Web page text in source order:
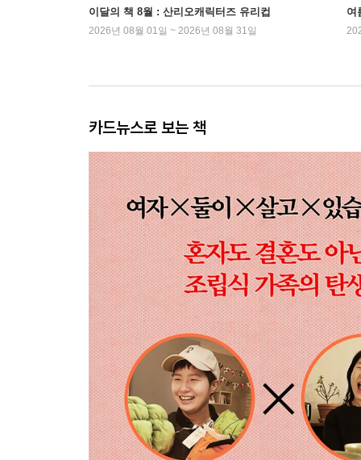
이달의 책 8월 : 산리오캐릭터즈 유리컵
2026년 08월 01일 ~ 2026년 08월 31일
여
카드뉴스로 보는 책